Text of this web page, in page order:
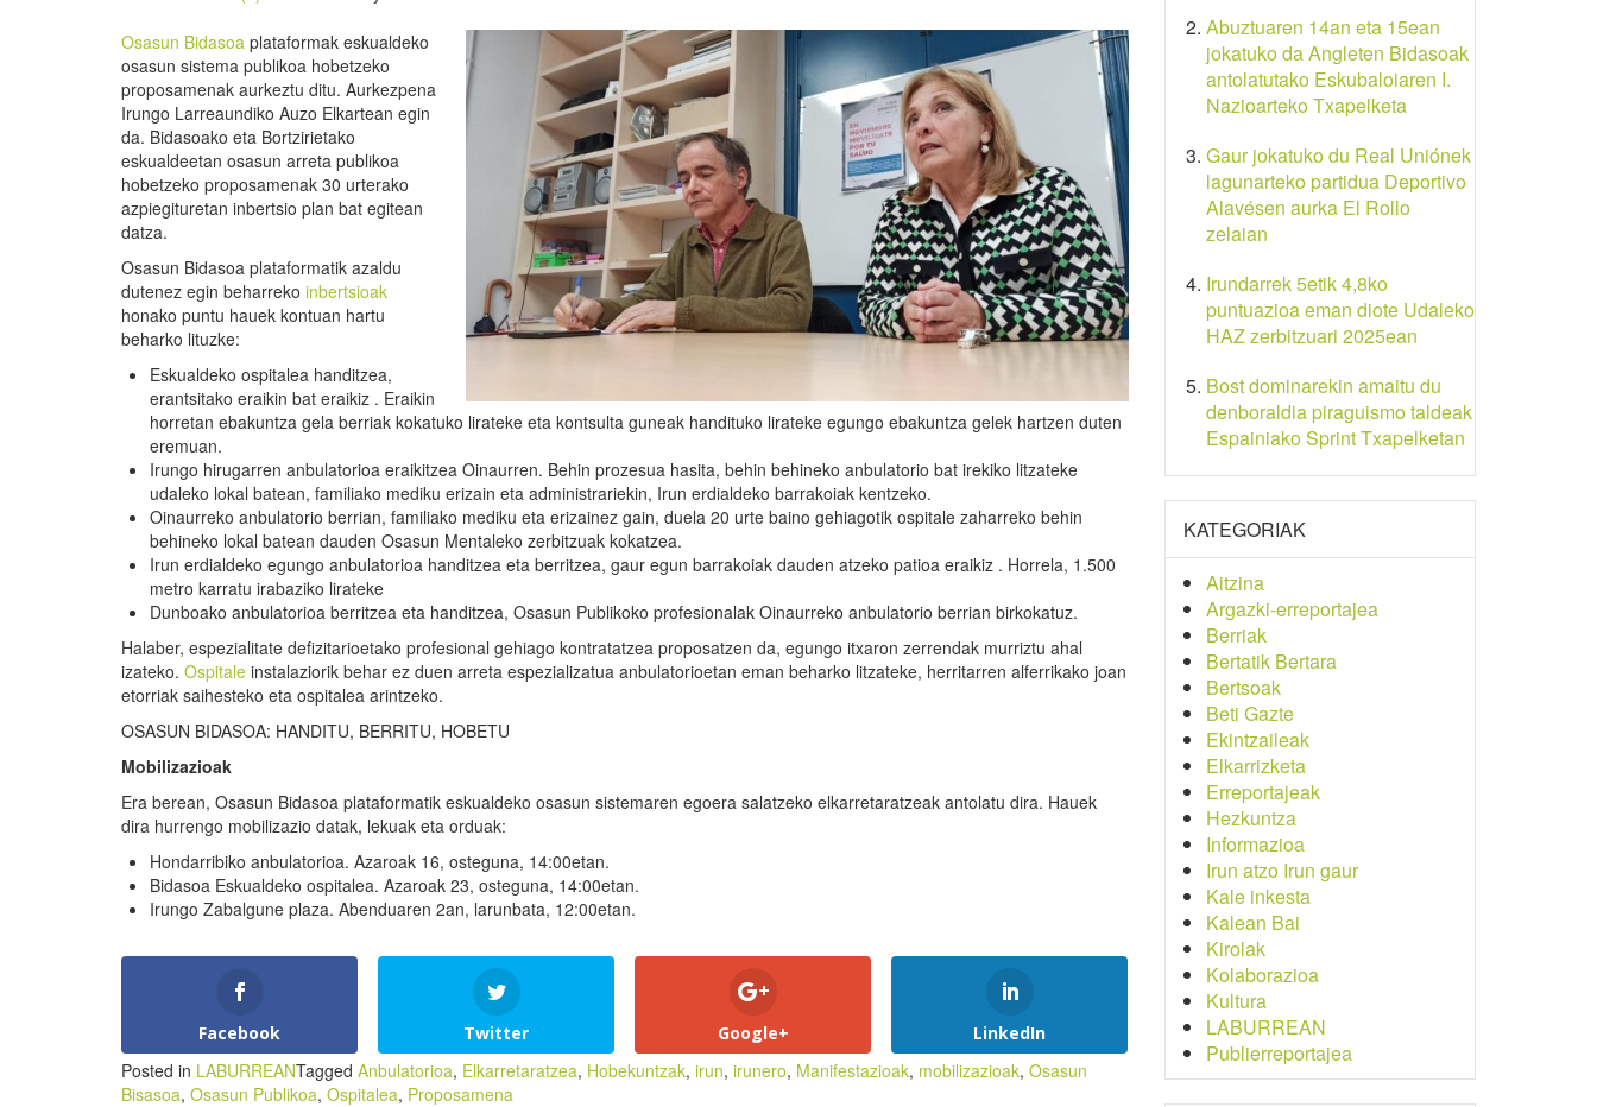
Osasun Bidasoa plataformak eskualdeko
osasun sistema publikoa hobetzeko
proposamenak aurkeztu ditu. Aurkezpena
Irungo Larreaundiko Auzo Elkartean egin
da. Bidasoako eta Bortzirietako
eskualdeetan osasun arreta publikoa
hobetzeko proposamenak 30 urterako
azpiegituretan inbertsio plan bat egitean
datza.
Osasun Bidasoa plataformatik azaldu
dutenez egin beharreko inbertsioak
honako puntu hauek kontuan hartu
beharko lituzke:
Eskualdeko ospitalea handitzea,
erantsitako eraikin bat eraikiz . Eraikin
horretan ebakuntza gela berriak kokatuko lirateke eta kontsulta guneak handituko lirateke egungo ebakuntza gelek hartzen duten
eremuan.
Irungo hirugarren anbulatorioa eraikitzea Oinaurren. Behin prozesua hasita, behin behineko anbulatorio bat irekiko litzateke
udaleko lokal batean, familiako mediku erizain eta administrariekin, Irun erdialdeko barrakoiak kentzeko.
Oinaurreko anbulatorio berrian, familiako mediku eta erizainez gain, duela 20 urte baino gehiagotik ospitale zaharreko behin
behineko lokal batean dauden Osasun Mentaleko zerbitzuak kokatzea.
Irun erdialdeko egungo anbulatorioa handitzea eta berritzea, gaur egun barrakoiak dauden atzeko patioa eraikiz . Horrela, 1.500
metro karratu irabaziko lirateke
Dunboako anbulatorioa berritzea eta handitzea, Osasun Publikoko profesionalak Oinaurreko anbulatorio berrian birkokatuz.
Halaber, espezialitate defizitarioetako profesional gehiago kontratatzea proposatzen da, egungo itxaron zerrendak murriztu ahal
izateko. Ospitale instalaziorik behar ez duen arreta espezializatua anbulatorioetan eman beharko litzateke, herritarren alferrikako joan
etorriak saihesteko eta ospitalea arintzeko.
OSASUN BIDASOA: HANDITU, BERRITU, HOBETU
Mobilizazioak
Era berean, Osasun Bidasoa plataformatik eskualdeko osasun sistemaren egoera salatzeko elkarretaratzeak antolatu dira. Hauek
dira hurrengo mobilizazio datak, lekuak eta orduak:
Hondarribiko anbulatorioa. Azaroak 16, osteguna, 14:00etan.
Bidasoa Eskualdeko ospitalea. Azaroak 23, osteguna, 14:00etan.
Irungo Zabalgune plaza. Abenduaren 2an, larunbata, 12:00etan.
Facebook Twitter Google+ LinkedIn
Posted in LABURREANTagged Anbulatorioa, Elkarretaratzea, Hobekuntzak, irun, irunero, Manifestazioak, mobilizazioak, Osasun
Bisasoa, Osasun Publikoa, Ospitalea, Proposamena
Abuztuaren 14an eta 15ean
jokatuko da Angleten Bidasoak
antolatutako Eskubaloiaren I.
Nazioarteko Txapelketa
Gaur jokatuko du Real Uniónek
lagunarteko partidua Deportivo
Alavésen aurka El Rollo
zelaian
Irundarrek 5etik 4,8ko
puntuazioa eman diote Udaleko
HAZ zerbitzuari 2025ean
Bost dominarekin amaitu du
denboraldia piraguismo taldeak
Espainiako Sprint Txapelketan
KATEGORIAK
Aitzina
Argazki-erreportajea
Berriak
Bertatik Bertara
Bertsoak
Beti Gazte
Ekintzaileak
Elkarrizketa
Erreportajeak
Hezkuntza
Informazioa
Irun atzo Irun gaur
Kale inkesta
Kalean Bai
Kirolak
Kolaborazioa
Kultura
LABURREAN
Publierreportajea